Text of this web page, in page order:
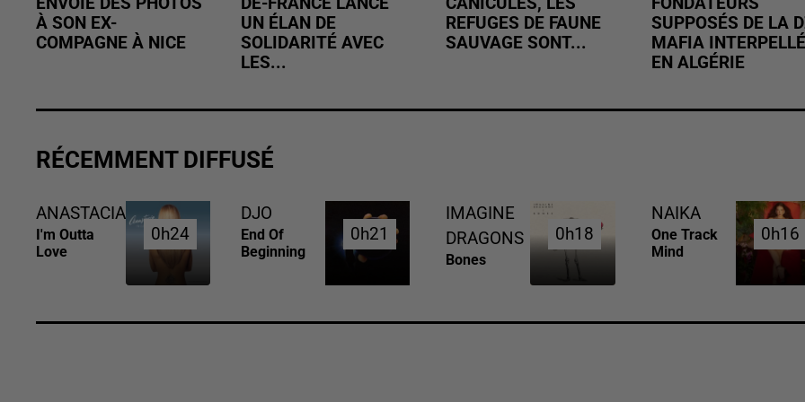
À SON EX-
COMPAGNE À NICE
UN ÉLAN DE
SOLIDARITÉ AVEC
LES...
REFUGES DE FAUNE
SAUVAGE SONT...
SUPPOSÉS DE LA
MAFIA INTERPELLÉ
EN ALGÉRIE
RÉCEMMENT DIFFUSÉ
ANASTACIA
I'm Outta
Love
0h24
0h24
DJO
End Of
Beginning
0h21
0h21
IMAGINE
DRAGONS
Bones
0h18
0h18
NAIKA
One Track
Mind
0h16
0h16